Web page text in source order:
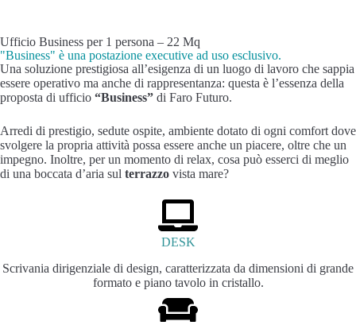
Ufficio Business per 1 persona – 22 Mq
"Business" è una postazione executive ad uso esclusivo.
Una soluzione prestigiosa all’esigenza di un luogo di lavoro che sappia
essere operativo ma anche di rappresentanza: questa è l’essenza della
proposta di ufficio “Business” di Faro Futuro.
Arredi di prestigio, sedute ospite, ambiente dotato di ogni comfort dove
svolgere la propria attività possa essere anche un piacere, oltre che un
impegno. Inoltre, per un momento di relax, cosa può esserci di meglio
di una boccata d’aria sul terrazzo vista mare?
DESK
Scrivania dirigenziale di design, caratterizzata da dimensioni di grande
formato e piano tavolo in cristallo.